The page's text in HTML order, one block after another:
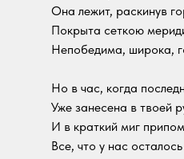
Она лежит, раскинув
Покрыта сеткою
Непобедима, широка,
Но в час, когда
Уже занесена в твоей
И в краткий миг
Все, что у нас